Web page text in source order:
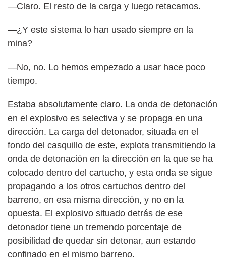
—Claro. El resto de la carga y luego retacamos.
—¿Y este sistema lo han usado siempre en la
mina?
—No, no. Lo hemos empezado a usar hace poco
tiempo.
Estaba absolutamente claro. La onda de detonación
en el explosivo es selectiva y se propaga en una
dirección. La carga del detonador, situada en el
fondo del casquillo de este, explota transmitiendo la
onda de detonación en la dirección en la que se ha
colocado dentro del cartucho, y esta onda se sigue
propagando a los otros cartuchos dentro del
barreno, en esa misma dirección, y no en la
opuesta. El explosivo situado detrás de ese
detonador tiene un tremendo porcentaje de
posibilidad de quedar sin detonar, aun estando
confinado en el mismo barreno.